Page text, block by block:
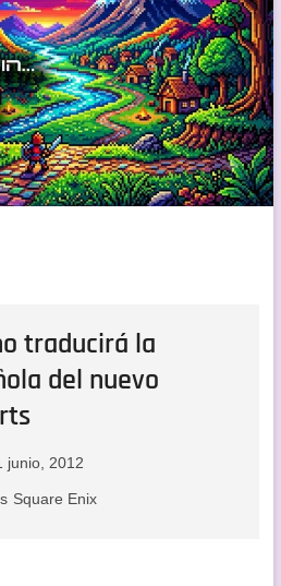
traducirá la
del nuevo
junio, 2012
Square Enix